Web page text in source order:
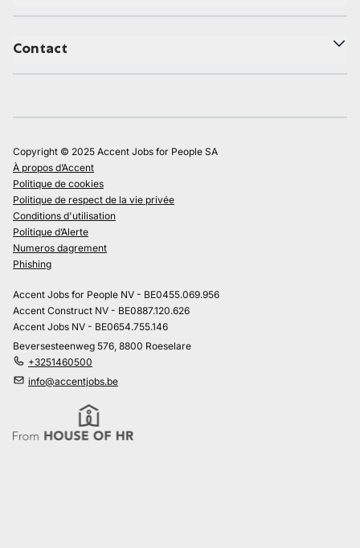
Contact
Copyright © 2025 Accent Jobs for People SA
À propos d’Accent
Politique de cookies
Politique de respect de la vie privée
Conditions d'utilisation
Politique d’Alerte
Numeros dagrement
Phishing
Accent Jobs for People NV - BE0455.069.956
Accent Construct NV - BE0887.120.626
Accent Jobs NV - BE0654.755.146
Beversesteenweg 576, 8800 Roeselare
+3251460500
info@accentjobs.be